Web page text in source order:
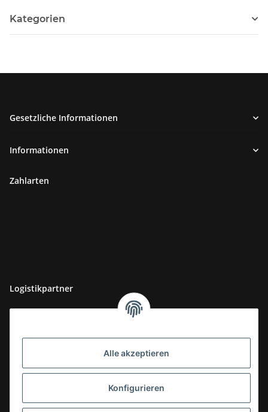
Alle akzeptieren
Konfigurieren
Kategorien
Gesetzliche Informationen
Informationen
Zahlarten
Logistikpartner